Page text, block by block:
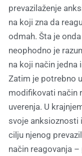
prevazilaženje
na koji zna da
odmah. Šta je
neophodno je
na koji način jedna
Zatim je potrebno
modifikovati način
uverenja. U
svoje anksioznosti
cilju njenog
način reagovanja